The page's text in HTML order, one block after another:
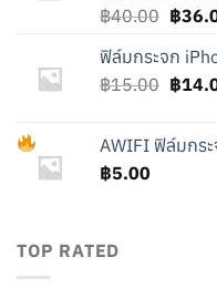
฿40.00
was:
฿
฿
ฟิล์มกระจก
฿15.00
฿
฿
AWIFI ฟิล์มกร
฿5.00
TOP RATED